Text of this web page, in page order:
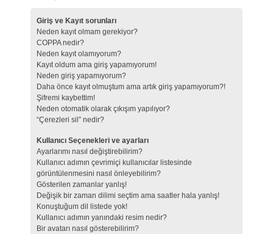
Giriş ve Kayıt sorunları
Neden kayıt olmam gerekiyor?
COPPA nedir?
Neden kayıt olamıyorum?
Kayıt oldum ama giriş yapamıyorum!
Neden giriş yapamıyorum?
Daha önce kayıt olmuştum ama artık giriş yapamıyorum?!
Şifremi kaybettim!
Neden otomatik olarak çıkışım yapılıyor?
“Çerezleri sil” nedir?
Kullanıcı Seçenekleri ve ayarları
Ayarlarımı nasıl değiştirebilirim?
Kullanıcı adımın çevrimiçi kullanıcılar listesinde
görüntülenmesini nasıl önleyebilirim?
Gösterilen zamanlar yanlış!
Değişik bir zaman dilimi seçtim ama saatler hala yanlış!
Konuştuğum dil listede yok!
Kullanıcı adımın yanındaki resim nedir?
Bir avatarı nasıl gösterebilirim?